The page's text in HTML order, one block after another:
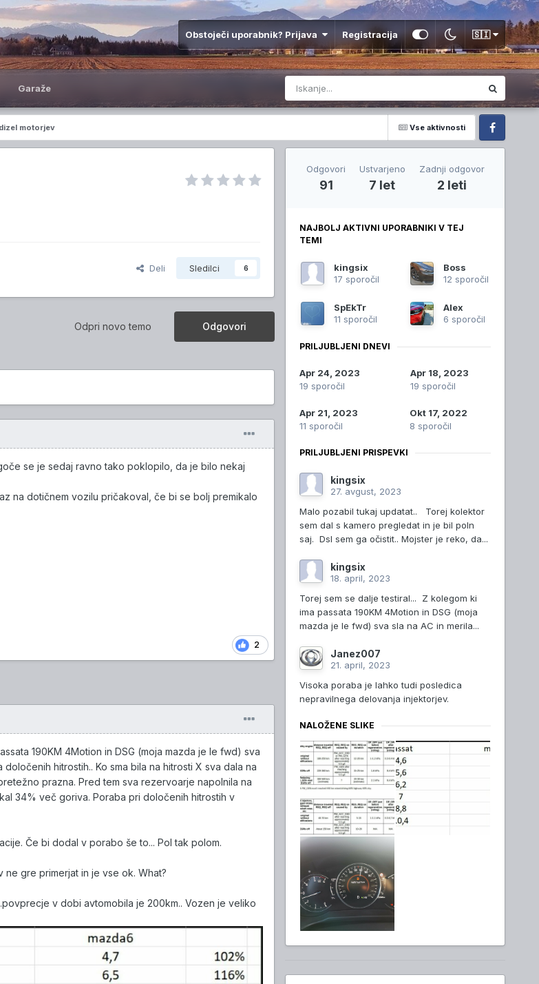
Obstoječi uporabnik? Prijava Registracija 🇸🇮
Garaže
Vse aktivnosti
motorjev
Facebook
Deli Sledilci 6
Odgovori
Odpri novo temo
se je sedaj ravno tako poklopilo, da je bilo nekaj
na dotičnem vozilu pričakoval, če bi se bolj premikalo
2
190KM 4Motion in DSG (moja mazda je le fwd) sva
hitrostih.. Ko sma bila na hitrosti X sva dala na
prazna. Pred tem sva rezervoarje napolnila na
34% več goriva. Poraba pri določenih hitrostih v
Če bi dodal v porabo še to... Pol tak polom.
ne gre primerjat in je vse ok. What?
v dobi avtomobila je 200km.. Vozen je veliko
Odgovori
91
Ustvarjeno
7 let
Zadnji odgovor
2 leti
NAJBOLJ AKTIVNI UPORABNIKI V TEJ
TEMI
kingsix
17 sporočil
Boss
12 sporočil
SpEkTr
11 sporočil
Alex
6 sporočil
PRILJUBLJENI DNEVI
Apr 24, 2023
19 sporočil
Apr 18, 2023
19 sporočil
Apr 21, 2023
11 sporočil
Okt 17, 2022
8 sporočil
PRILJUBLJENI PRISPEVKI
kingsix
27. avgust, 2023
Malo pozabil tukaj updatat.. Torej kolektor
sem dal s kamero pregledat in je bil poln
saj. Dsl sem ga očistit.. Mojster je reko, da...
kingsix
18. april, 2023
Torej sem se dalje testiral... Z kolegom ki
ima passata 190KM 4Motion in DSG (moja
mazda je le fwd) sva sla na AC in merila...
Janez007
21. april, 2023
Visoka poraba je lahko tudi posledica
nepravilnega delovanja injektorjev.
NALOŽENE SLIKE